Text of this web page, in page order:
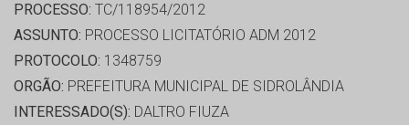
PROCESSO: TC/118954/2012
ASSUNTO: PROCESSO LICITATÓRIO ADM 2012
PROTOCOLO: 1348759
ORGÃO: PREFEITURA MUNICIPAL DE SIDROLÂNDIA
INTERESSADO(S): DALTRO FIUZA